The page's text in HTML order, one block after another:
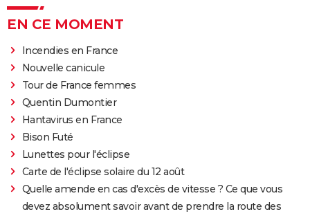
EN CE MOMENT
Incendies en France
Nouvelle canicule
Tour de France femmes
Quentin Dumontier
Hantavirus en France
Bison Futé
Lunettes pour l'éclipse
Carte de l'éclipse solaire du 12 août
Quelle amende en cas d'excès de vitesse ? Ce que vous
devez absolument savoir avant de prendre la route des